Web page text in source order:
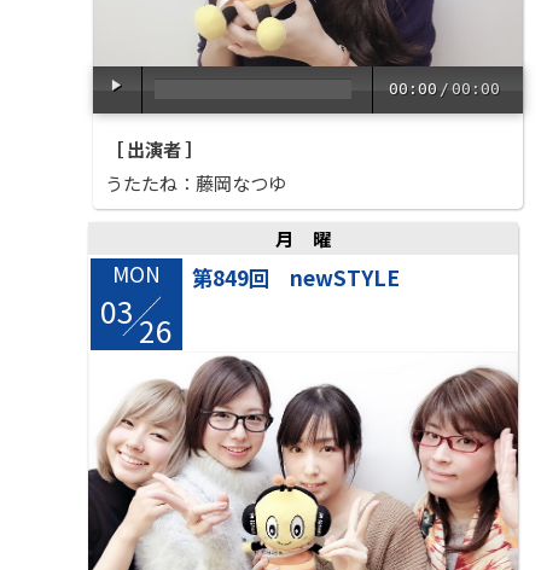
00:00 /00:00
［ 出演者 ］
うたたね：藤岡なつゆ
月曜
MON
0326
第849回 newSTYLE